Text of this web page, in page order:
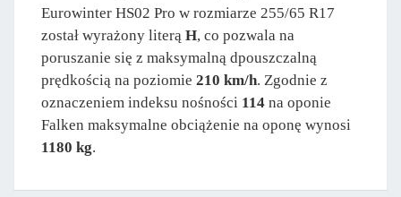
Eurowinter HS02 Pro w rozmiarze 255/65 R17
został wyrażony literą H, co pozwala na
poruszanie się z maksymalną dpouszczalną
prędkością na poziomie 210 km/h. Zgodnie z
oznaczeniem indeksu nośności 114 na oponie
Falken maksymalne obciążenie na oponę wynosi
1180 kg.